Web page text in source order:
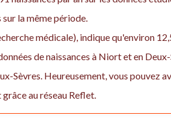
la même période.
médicale), indique qu'environ
de naissances à Niort et en
Sèvres. Heureusement, vous pouvez
au réseau Reflet.